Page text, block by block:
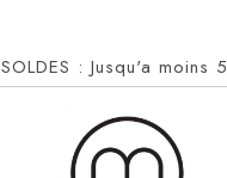
SOLDES : Jusqu'a moins